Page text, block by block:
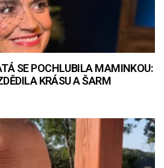
SE POCHLUBILA MAMINKOU:
KRÁSU A ŠARM